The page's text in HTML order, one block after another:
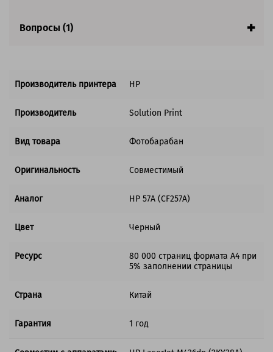
Вопросы (1)
Производитель принтера HP
Производитель Solution Print
Вид товара Фотобарабан
Оригинальность Совместимый
Аналог HP 57A (CF257A)
Цвет Черный
Ресурс
80 000 страниц формата A4 при
5% заполнении страницы
Страна Китай
Гарантия 1 год